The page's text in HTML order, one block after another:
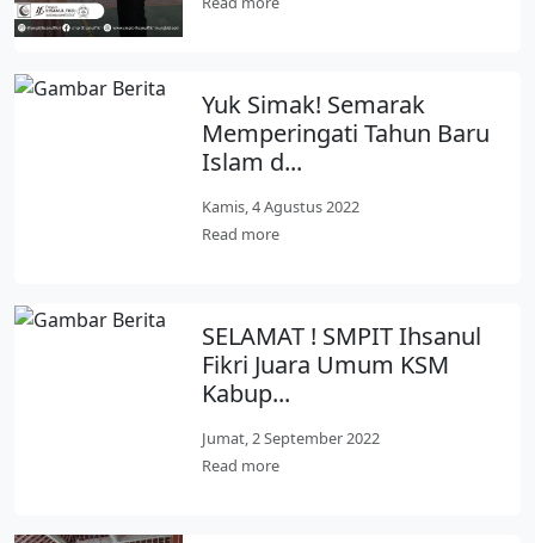
Yuk Simak! Semarak
Memperingati Tahun Baru
Islam d...
Kamis, 4 Agustus 2022
Read more
SELAMAT ! SMPIT Ihsanul
Fikri Juara Umum KSM
Kabup...
Jumat, 2 September 2022
Read more